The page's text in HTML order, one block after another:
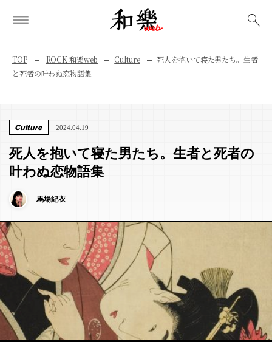
TOP ROCK 和樂web Culture
死人を抱いて寝た男たち。生者
と死者の叶わぬ恋物語集
Culture 2024.04.19
死人を抱いて寝た男たち。生者と死者の
叶わぬ恋物語集
馬場紀衣